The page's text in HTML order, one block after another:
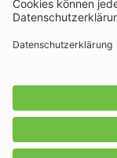
Zahlungsarten
Wir